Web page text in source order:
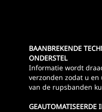
BAANBREKENDE
ONDERSTEL
Informatie wordt
verzonden zodat u en
van de rupsbanden
GEAUTOMATISEERDE